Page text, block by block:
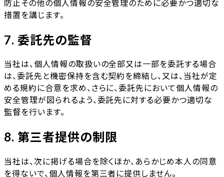
防止その他の個人情報の安全管理のために必要かつ適切な
措置を講じます。
7. 委託先の監督
当社は、個人情報の取扱いの全部又は一部を委託する場合
は、委託先と機密保持を含む契約を締結し、又は、当社が定
める規約に合意を求め、さらに、委託先において個人情報の
安全管理が図られるよう、委託先に対する必要かつ適切な
監督を行います。
8. 第三者提供の制限
当社は、次に掲げる場合を除くほか、あらかじめ本人の同意
を得ないで、個人情報を第三者に提供しません。